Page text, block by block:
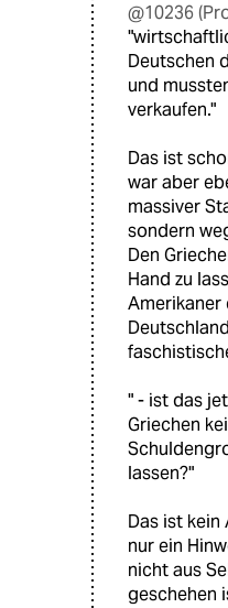
@10236
Deutschen
und
verkaufen."
Das ist
war aber
massiver
sondern
Den
Hand zu
Amerikaner
" - ist das
Griechen
lassen?"
Das ist kein
nur ein
nicht aus
geschehen